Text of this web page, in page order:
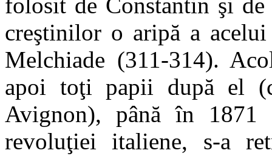
creştinilor o aripă a
Melchiade (311-314).
apoi toţi papii după el
Avignon), până în
revoluţiei italiene, s-a